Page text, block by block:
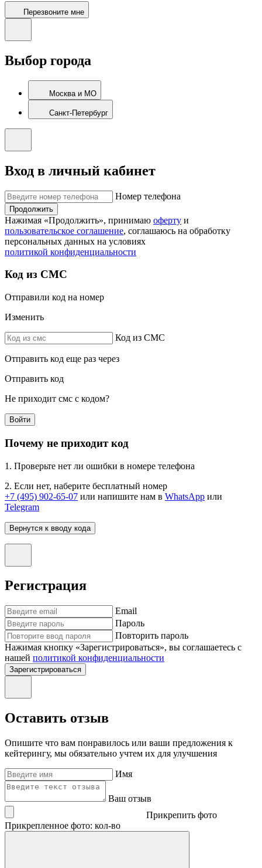
Перезвоните мне
Выбор города
Москва и МО
Санкт-Петербург
Вход в личный кабинет
Номер телефона
Продолжить
Нажимая «Продолжить», принимаю оферту и
пользовательское соглашение, соглашаюсь на обработку
персональных данных на условиях
политикой конфиденциальности
Код из СМС
Отправили код на номер
Изменить
Код из СМС
Отправить код еще раз через
Отправить код
Не приходит смс с кодом?
Войти
Почему не приходит код
1. Проверьте нет ли ошибки в номере телефона
2. Если нет, наберите бесплатный номер
+7 (495) 902-65-07 или напишите нам в WhatsApp или
Telegram
Вернутся к вводу кода
Регистрация
Email
Пароль
Повторить пароль
Нажимая кнопку «Зарегистрироваться», вы соглашаетесь с
нашей политикой конфиденциальности
Зарегистрироваться
Оставить отзыв
Опишите что вам понравилось или ваши предложения к
кейтерингу, мы обязательно учтем их для улучшения
Имя
Ваш отзыв
Прикрепить фото
Прикрепленное фото: кол-во